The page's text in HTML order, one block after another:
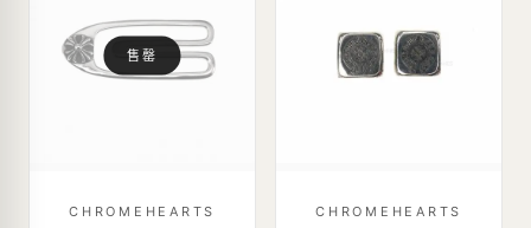
售罄
CHROMEHEARTS CHROMEHEARTS